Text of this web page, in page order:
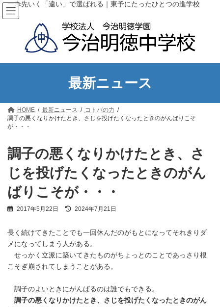
コ
ン
テ
キ
ナ
ビ
ゲ
に
一歩先いく「違い」で選ばれる｜東予にたったひとつの進学校
最新ニュース
HOME 最新ニュース
コトバの力
調子の悪くなりかけたとき、さじを投げたくなったときのがんばりこそ
が・・・
調子の悪くなりかけたとき、さ
じを投げたくなったときのがん
ばりこそが・・・
2017年5月22日
最
新
日
:
2024年7月21日
長く続けてきたことでも一回休んだのがもとになってそれきりダ
メになってしまう人がある。
せっかく立派に築いてきたものがちょっとのことであっさり根
こそぎ崩されてしまうことがある。
調子のよいときにがんばるのは誰でもできる。
調子の悪くなりかけたとき、さじを投げたくなったときのがん